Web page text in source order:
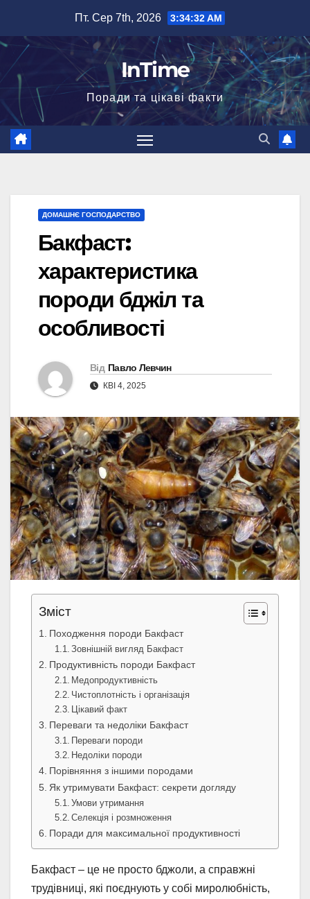
вмісту
Пт. Сер 7th, 2026 3:34:33 AM
InTime
Поради та цікаві факти
ДОМАШНЄ ГОСПОДАРСТВО
Бакфаст:
характеристика
породи бджіл та
особливості
Від Павло Левчин
КВІ 4, 2025
Зміст
Походження породи Бакфаст
Зовнішній вигляд Бакфаст
Продуктивність породи Бакфаст
Медопродуктивність
Чистоплотність і організація
Цікавий факт
Переваги та недоліки Бакфаст
Переваги породи
Недоліки породи
Порівняння з іншими породами
Як утримувати Бакфаст: секрети догляду
Умови утримання
Селекція і розмноження
Поради для максимальної продуктивності
Бакфаст – це не просто бджоли, а справжні
трудівниці, які поєднують у собі миролюбність,